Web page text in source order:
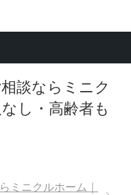
談ならミニク
し・高齢者も
ミニクルホーム｜